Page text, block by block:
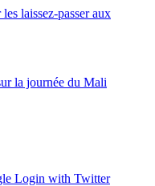
laissez-passer aux
la journée du Mali
Login with Twitter